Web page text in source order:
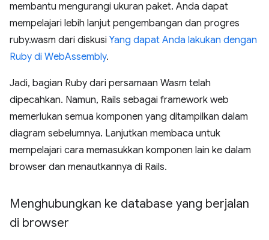
membantu mengurangi ukuran paket. Anda dapat
mempelajari lebih lanjut pengembangan dan progres
ruby.wasm dari diskusi Yang dapat Anda lakukan dengan
Ruby di WebAssembly.
Jadi, bagian Ruby dari persamaan Wasm telah
dipecahkan. Namun, Rails sebagai framework web
memerlukan semua komponen yang ditampilkan dalam
diagram sebelumnya. Lanjutkan membaca untuk
mempelajari cara memasukkan komponen lain ke dalam
browser dan menautkannya di Rails.
Menghubungkan ke database yang berjalan
di browser